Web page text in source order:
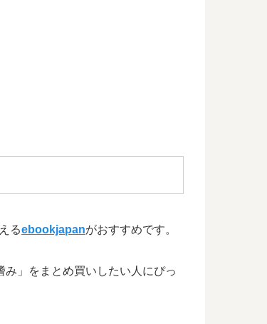
るebookjapanがおすすめです。
」をまとめ買いしたい人にぴっ